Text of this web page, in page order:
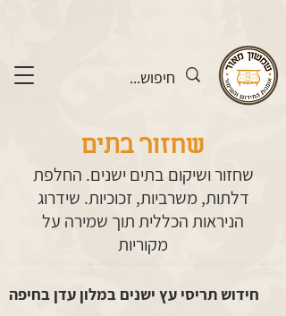
שחזור בתים
שחזור ושיקום בתים ישנים. החלפת
דלתות, משרביות, זכוכיות. שידרוג
הניראות הכללית תוך שמירה על
מקוריות
חידוש תריסי עץ ישנים במלון עדן בחיפה